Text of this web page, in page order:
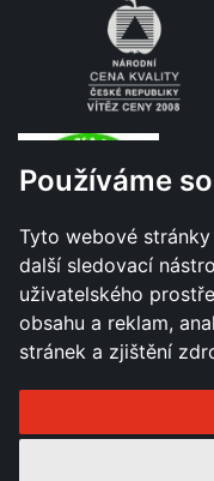
Používáme
Tyto webové
další sledovací
uživatelského
obsahu a reklam,
stránek a zjištění
Všechna práva